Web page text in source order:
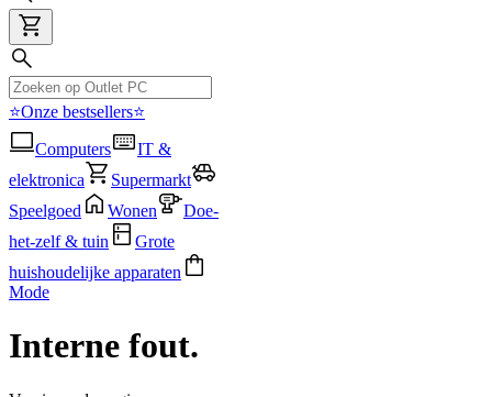
⭐Onze bestsellers⭐
Computers
IT &
elektronica
Supermarkt
Speelgoed
Wonen
Doe-
het-zelf & tuin
Grote
huishoudelijke apparaten
Mode
Interne fout.